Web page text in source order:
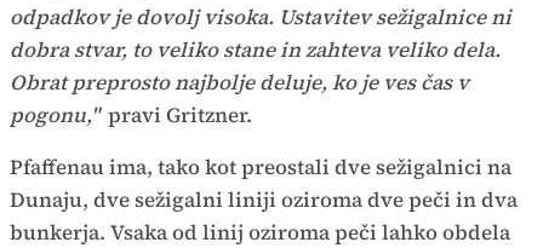
odpadkov je dovolj visoka. Ustavitev sežigalnice ni
dobra stvar, to veliko stane in zahteva veliko dela.
Obrat preprosto najbolje deluje, ko je ves čas v
pogonu," pravi Gritzner.
Pfaffenau ima, tako kot preostali dve sežigalnici na
Dunaju, dve sežigalni liniji oziroma dve peči in dva
bunkerja. Vsaka od linij oziroma peči lahko obdela